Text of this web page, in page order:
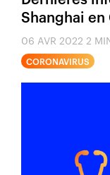
Shanghai en
06 AVR 2022 2
CORONAVIRUS